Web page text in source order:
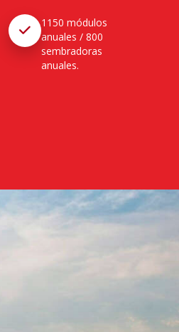
1150 módulos
anuales / 800
sembradoras
anuales.